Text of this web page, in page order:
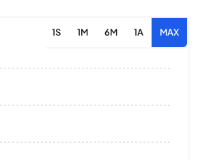
1S 1M 6M 1A MAX